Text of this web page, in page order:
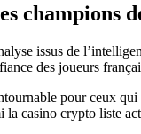
champions
issus de
des joueurs
pour ceux
la casino crypto liste